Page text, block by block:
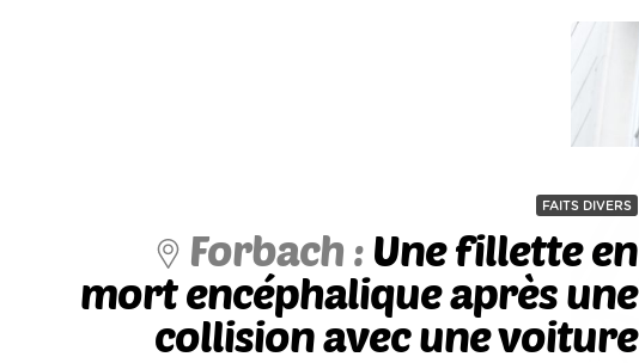
FAITS DIVERS
Forbach : Une fillette en
mort encéphalique après une
collision avec une voiture